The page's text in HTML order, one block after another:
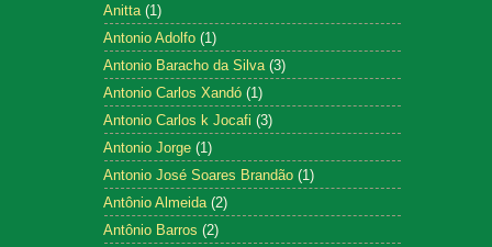
Anitta (1)
Antonio Adolfo (1)
Antonio Baracho da Silva (3)
Antonio Carlos Xandó (1)
Antonio Carlos k Jocafi (3)
Antonio Jorge (1)
Antonio José Soares Brandão (1)
Antônio Almeida (2)
Antônio Barros (2)